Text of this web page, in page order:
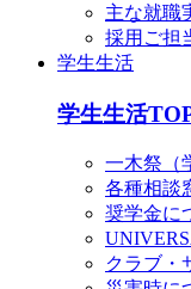
主な就職
採用ご担
学生生活
学生生活
一木祭（
各種相談
奨学金に
クラブ・